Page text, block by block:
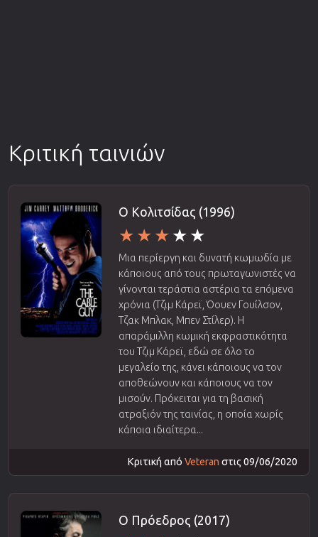
Κριτική ταινιών
Ο Κολιτσίδας (1996)
Μια περίεργη και δυνατή κωμωδία με
κάποιους από τους πρωταγωνιστές να
γίνονται τεράστια αστέρια τα επόμενα
χρόνια (Τζιμ Κάρεϊ, Όουεν Γουίλσον,
Τζακ Μπλακ, Μπεν Στίλερ). Η
απαράμιλλη κωμική εκφραστικότητα
του Τζιμ Κάρεϊ, εδώ σε όλο το
μεγαλείο της, κάνει κάποιους να τον
αποθεώνουν και κάποιους να τον
μισούν. Πρόκειται για τη βασική
ατραξιόν της ταινίας, η οποία χωρίς
κάποια ιδιαίτερα...
Κριτική από Veteran στις 09/06/2020
Ο Πρόεδρος (2017)